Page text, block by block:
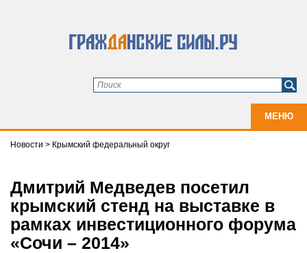
МЕНЮ
Новости > Крымский федеральный округ
Дмитрий Медведев посетил
крымский стенд на выставке в
рамках инвестиционного форума
«Сочи – 2014»